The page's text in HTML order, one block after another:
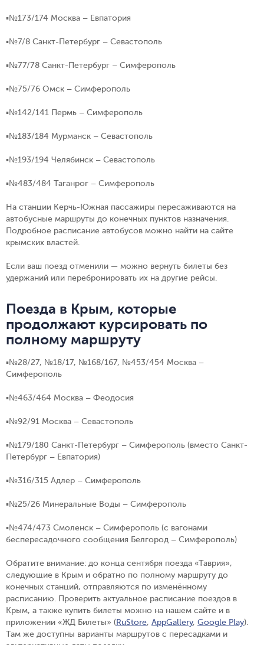
▪️№173/174 Москва – Евпатория
▪️№7/8 Санкт-Петербург – Севастополь
▪️№77/78 Санкт-Петербург – Симферополь
▪️№75/76 Омск – Симферополь
▪️№142/141 Пермь – Симферополь
▪️№183/184 Мурманск – Севастополь
▪️№193/194 Челябинск – Севастополь
▪️№483/484 Таганрог – Симферополь
На станции Керчь-Южная пассажиры пересаживаются на
автобусные маршруты до конечных пунктов назначения.
Подробное расписание автобусов можно найти на сайте
крымских властей.
Если ваш поезд отменили — можно вернуть билеты без
удержаний или перебронировать их на другие рейсы.
Поезда в Крым, которые
продолжают курсировать по
полному маршруту
▪️№28/27, №18/17, №168/167, №453/454 Москва –
Симферополь
▪️№463/464 Москва – Феодосия
▪️№92/91 Москва – Севастополь
▪️№179/180 Санкт-Петербург – Симферополь (вместо Санкт-
Петербург – Евпатория)
▪️№316/315 Адлер – Симферополь
▪️№25/26 Минеральные Воды – Симферополь
▪️№474/473 Смоленск – Симферополь (с вагонами
беспересадочного сообщения Белгород – Симферополь)
Обратите внимание: до конца сентября поезда «Таврия»,
следующие в Крым и обратно по полному маршруту до
конечных станций, отправляются по изменённому
расписанию. Проверить актуальное расписание поездов в
Крым, а также купить билеты можно на нашем сайте и в
приложении «ЖД Билеты» (RuStore, AppGallery, Google Play).
Там же доступны варианты маршрутов с пересадками и